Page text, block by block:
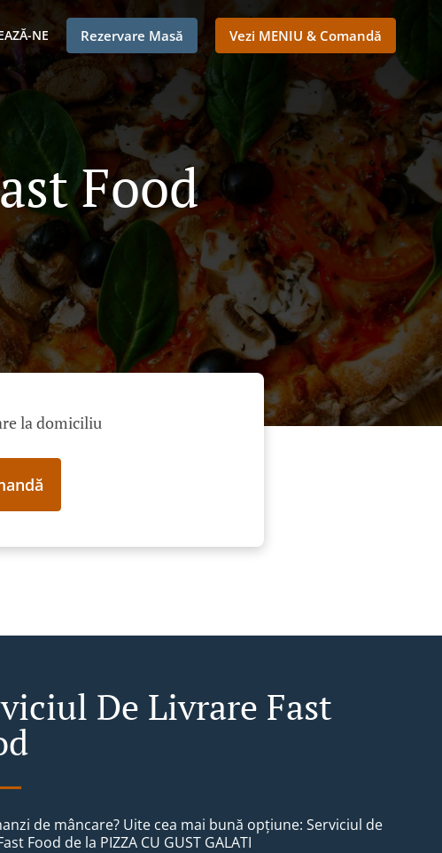
NE Rezervare Masă Vezi MENIU & Comandă
Food
la domiciliu
De Livrare Fast
de mâncare? Uite cea mai bună opțiune: Serviciul de
Food de la PIZZA CU GUST GALATI